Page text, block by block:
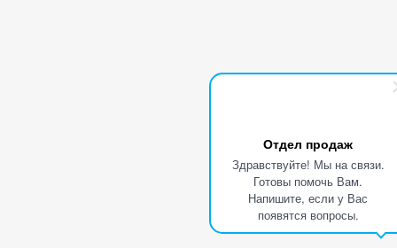
Отдел продаж
Здравствуйте! Мы на связи.
Готовы помочь Вам.
Напишите, если у Вас
появятся вопросы.